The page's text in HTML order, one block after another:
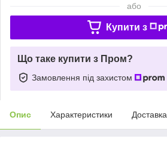
або
Купити з
Що таке купити з Пром?
Замовлення під захистом
Опис Характеристики Доставка